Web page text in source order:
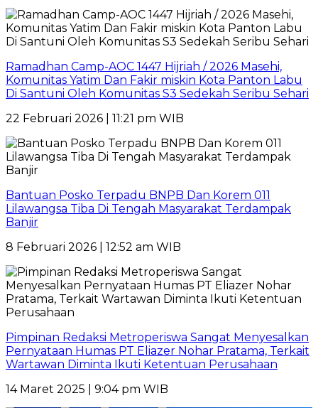
Ramadhan Camp-AOC 1447 Hijriah / 2026 Masehi,
Komunitas Yatim Dan Fakir miskin Kota Panton Labu
Di Santuni Oleh Komunitas S3 Sedekah Seribu Sehari
22 Februari 2026 | 11:21 pm WIB
Bantuan Posko Terpadu BNPB Dan Korem 011
Lilawangsa Tiba Di Tengah Masyarakat Terdampak
Banjir
8 Februari 2026 | 12:52 am WIB
Pimpinan Redaksi Metroperiswa Sangat Menyesalkan
Pernyataan Humas PT Eliazer Nohar Pratama, Terkait
Wartawan Diminta Ikuti Ketentuan Perusahaan
14 Maret 2025 | 9:04 pm WIB